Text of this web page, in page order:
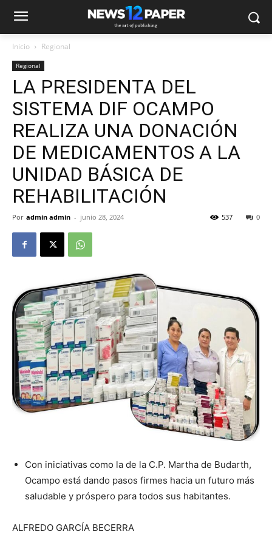
Inicio Regional
Regional
LA PRESIDENTA DEL
SISTEMA DIF OCAMPO
REALIZA UNA DONACIÓN
DE MEDICAMENTOS A LA
UNIDAD BÁSICA DE
REHABILITACIÓN
Por admin admin - junio 28, 2024 0
537
Con iniciativas como la de la C.P. Martha de Budarth,
Ocampo está dando pasos firmes hacia un futuro más
saludable y próspero para todos sus habitantes.
ALFREDO GARCÍA BECERRA